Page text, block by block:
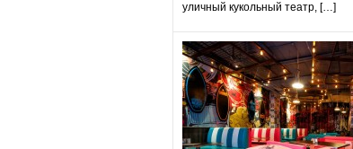
уличный кукольный театр, […]